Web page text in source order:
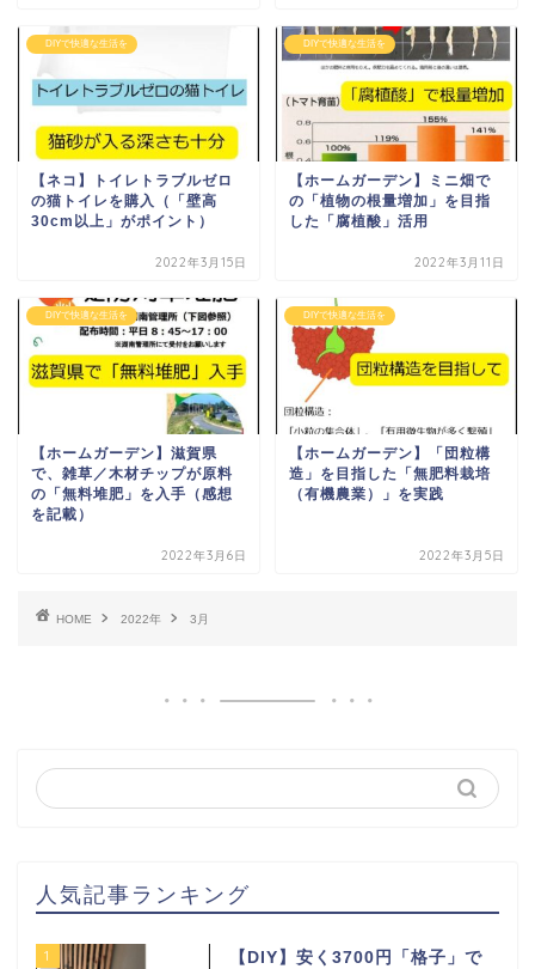
DIYで快適な生活を
【ネコ】トイレトラブルゼロ
の猫トイレを購入（「壁高
30cm以上」がポイント）
2022年3月15日
DIYで快適な生活を
【ホームガーデン】ミニ畑で
の「植物の根量増加」を目指
した「腐植酸」活用
2022年3月11日
DIYで快適な生活を
【ホームガーデン】滋賀県
で、雑草／木材チップが原料
の「無料堆肥」を入手（感想
を記載）
2022年3月6日
DIYで快適な生活を
【ホームガーデン】「団粒構
造」を目指した「無肥料栽培
（有機農業）」を実践
2022年3月5日
HOME 2022年 3月
人気記事ランキング
1
【DIY】安く3700円「格子」で